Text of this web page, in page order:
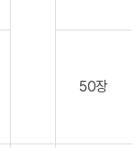
50장